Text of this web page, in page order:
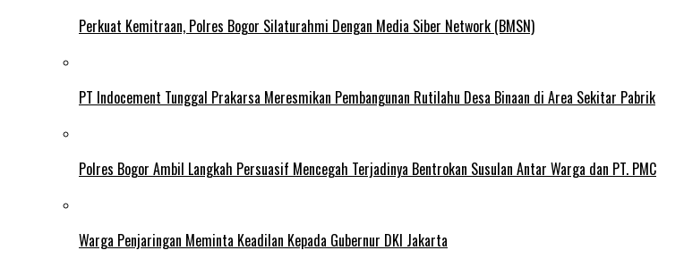
Perkuat Kemitraan, Polres Bogor Silaturahmi Dengan Media Siber Network (BMSN)
PT Indocement Tunggal Prakarsa Meresmikan Pembangunan Rutilahu Desa Binaan di Area Sekitar Pabrik
Polres Bogor Ambil Langkah Persuasif Mencegah Terjadinya Bentrokan Susulan Antar Warga dan PT. PMC
Warga Penjaringan Meminta Keadilan Kepada Gubernur DKI Jakarta